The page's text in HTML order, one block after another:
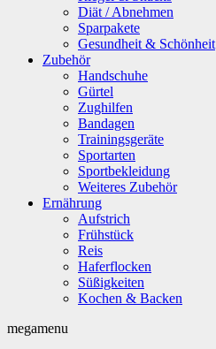
Diät / Abnehmen
Sparpakete
Gesundheit & Schönheit
Zubehör
Handschuhe
Gürtel
Zughilfen
Bandagen
Trainingsgeräte
Sportarten
Sportbekleidung
Weiteres Zubehör
Ernährung
Aufstrich
Frühstück
Reis
Haferflocken
Süßigkeiten
Kochen & Backen
megamenu